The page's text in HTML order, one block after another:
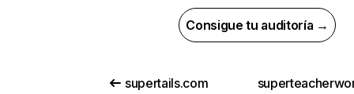
Consigue tu auditoría →
supertails.com